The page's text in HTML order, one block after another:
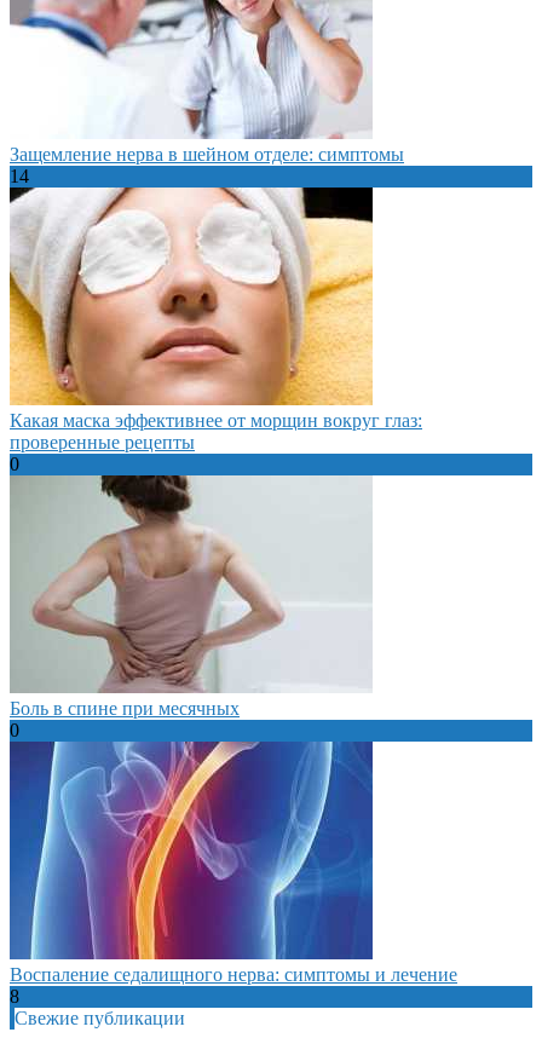
Защемление нерва в шейном отделе: симптомы
14
Какая маска эффективнее от морщин вокруг глаз:
проверенные рецепты
0
Боль в спине при месячных
0
Воспаление седалищного нерва: симптомы и лечение
8
Свежие публикации